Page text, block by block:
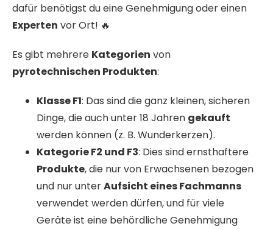
dafür benötigst du eine Genehmigung oder einen
Experten vor Ort! 🔥
Es gibt mehrere Kategorien von
pyrotechnischen Produkten:
Klasse F1: Das sind die ganz kleinen, sicheren
Dinge, die auch unter 18 Jahren gekauft
werden können (z. B. Wunderkerzen).
Kategorie F2 und F3: Dies sind ernsthaftere
Produkte, die nur von Erwachsenen bezogen
und nur unterAufsicht eines Fachmanns
verwendet werden dürfen, und für viele
Geräte ist eine behördliche Genehmigung